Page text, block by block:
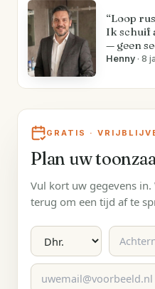
“Loop
Ik schuif
— geen
Henny · 8
GRATIS ·
Plan uw
Vul kort uw gegevens
terug om een tijd af te